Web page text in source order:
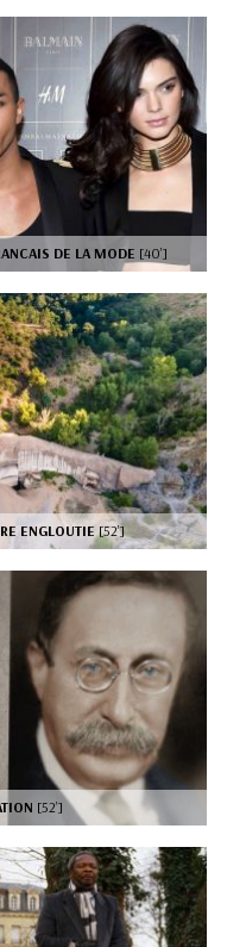
DE LA MODE [40’]
ENGLOUTIE [52’]
[52’]